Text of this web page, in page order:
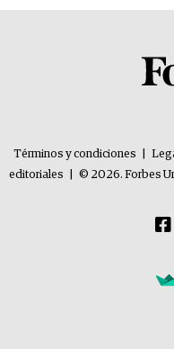
Términos y condiciones
editoriales
© 2026. Forbes